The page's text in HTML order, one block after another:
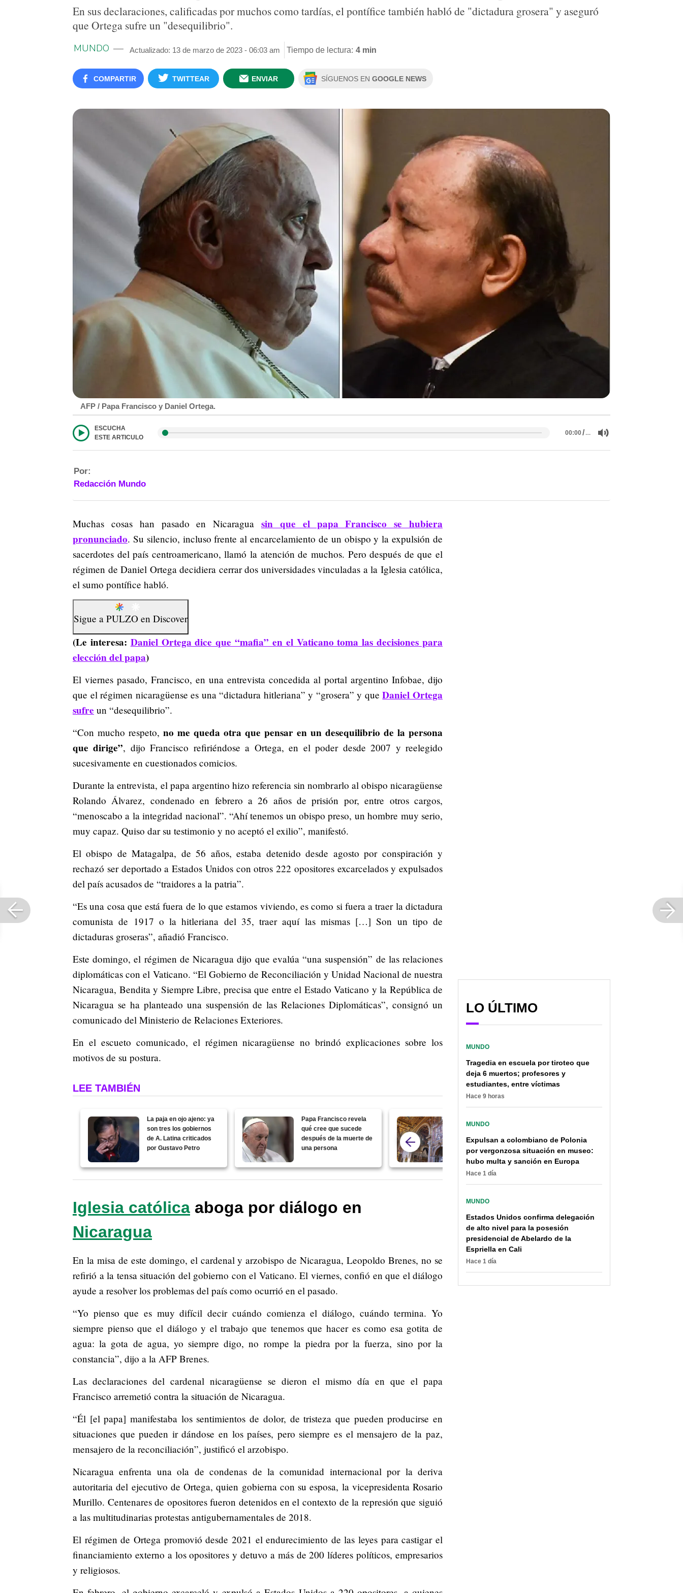
En sus declaraciones, calificadas por muchos como tardías, el pontífice también habló de "dictadura grosera" y aseguró
que Ortega sufre un "desequilibrio".
MUNDO Actualizado: 13 de marzo de 2023 - 06:03 am Tiempo de lectura: 4 min
COMPARTIR TWITTEAR ENVIAR SÍGUENOS EN GOOGLE NEWS
AFP / Papa Francisco y Daniel Ortega.
ESCUCHA
ESTE ARTICULO
00:00/…
Por:
Redacción Mundo
Muchas cosas han pasado en Nicaragua sin que el papa Francisco se hubiera
pronunciado. Su silencio, incluso frente al encarcelamiento de un obispo y la expulsión de
sacerdotes del país centroamericano, llamó la atención de muchos. Pero después de que el
régimen de Daniel Ortega decidiera cerrar dos universidades vinculadas a la Iglesia católica,
el sumo pontífice habló.
Sigue a PULZO en Discover
(Le interesa: Daniel Ortega dice que “mafia” en el Vaticano toma las decisiones para
elección del papa)
El viernes pasado, Francisco, en una entrevista concedida al portal argentino Infobae, dijo
que el régimen nicaragüense es una “dictadura hitleriana” y “grosera” y queDaniel Ortega
sufre un “desequilibrio”.
“Con mucho respeto, no me queda otra que pensar en un desequilibrio de la persona
que dirige”, dijo Francisco refiriéndose a Ortega, en el poder desde 2007 y reelegido
sucesivamente en cuestionados comicios.
Durante la entrevista, el papa argentino hizo referencia sin nombrarlo al obispo nicaragüense
Rolando Álvarez, condenado en febrero a 26 años de prisión por, entre otros cargos,
“menoscabo a la integridad nacional”. “Ahí tenemos un obispo preso, un hombre muy serio,
muy capaz. Quiso dar su testimonio y no aceptó el exilio”, manifestó.
El obispo de Matagalpa, de 56 años, estaba detenido desde agosto por conspiración y
rechazó ser deportado a Estados Unidos con otros 222 opositores excarcelados y expulsados
del país acusados de “traidores a la patria”.
“Es una cosa que está fuera de lo que estamos viviendo, es como si fuera a traer la dictadura
comunista de 1917 o la hitleriana del 35, traer aquí las mismas […] Son un tipo de
dictaduras groseras”, añadió Francisco.
Este domingo, el régimen de Nicaragua dijo que evalúa “una suspensión” de las relaciones
diplomáticas con el Vaticano. “El Gobierno de Reconciliación y Unidad Nacional de nuestra
Nicaragua, Bendita y Siempre Libre, precisa que entre el Estado Vaticano y la República de
Nicaragua se ha planteado una suspensión de las Relaciones Diplomáticas”, consignó un
comunicado del Ministerio de Relaciones Exteriores.
En el escueto comunicado, el régimen nicaragüense no brindó explicaciones sobre los
motivos de su postura.
LEE TAMBIÉN
La paja en ojo ajeno: ya
son tres los gobiernos
de A. Latina criticados
por Gustavo Petro
Papa Francisco revela
qué cree que sucede
después de la muerte de
una persona
casi se tiran obra de arte
en el Vaticano
Iglesia católica aboga por diálogo en
Nicaragua
En la misa de este domingo, el cardenal y arzobispo de Nicaragua, Leopoldo Brenes, no se
refirió a la tensa situación del gobierno con el Vaticano. El viernes, confió en que el diálogo
ayude a resolver los problemas del país como ocurrió en el pasado.
“Yo pienso que es muy difícil decir cuándo comienza el diálogo, cuándo termina. Yo
siempre pienso que el diálogo y el trabajo que tenemos que hacer es como esa gotita de
agua: la gota de agua, yo siempre digo, no rompe la piedra por la fuerza, sino por la
constancia”, dijo a la AFP Brenes.
Las declaraciones del cardenal nicaragüense se dieron el mismo día en que el papa
Francisco arremetió contra la situación de Nicaragua.
“Él [el papa] manifestaba los sentimientos de dolor, de tristeza que pueden producirse en
situaciones que pueden ir dándose en los países, pero siempre es el mensajero de la paz,
mensajero de la reconciliación”, justificó el arzobispo.
Nicaragua enfrenta una ola de condenas de la comunidad internacional por la deriva
autoritaria del ejecutivo de Ortega, quien gobierna con su esposa, la vicepresidenta Rosario
Murillo. Centenares de opositores fueron detenidos en el contexto de la represión que siguió
a las multitudinarias protestas antigubernamentales de 2018.
El régimen de Ortega promovió desde 2021 el endurecimiento de las leyes para castigar el
financiamiento externo a los opositores y detuvo a más de 200 líderes políticos, empresarios
y religiosos.
LO ÚLTIMO
MUNDO
Tragedia en escuela por tiroteo que
deja 6 muertos; profesores y
estudiantes, entre víctimas
Hace 9 horas
MUNDO
Expulsan a colombiano de Polonia
por vergonzosa situación en museo:
hubo multa y sanción en Europa
Hace 1 día
MUNDO
Estados Unidos confirma delegación
de alto nivel para la posesión
presidencial de Abelardo de la
Espriella en Cali
Hace 1 día